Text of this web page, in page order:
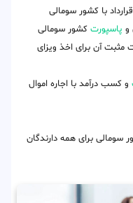
با کشور سومالی
و پاسپورت کشور سومالی
مثبت آن برای اخذ ویزای
و کسب درآمد با اجاره اموال
سومالی برای همه دارندگان